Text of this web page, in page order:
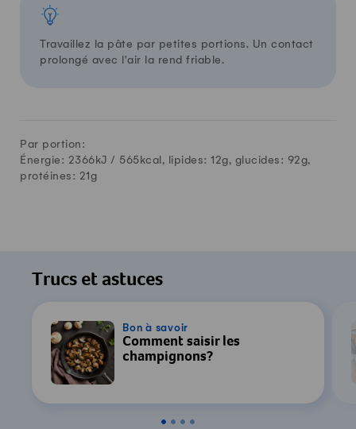
Travaillez la pâte par petites portions. Un contact
prolongé avec l'air la rend friable.
Par portion:
Énergie: 2366kJ / 565kcal, lipides: 12g, glucides: 92g,
protéines: 21g
Trucs et astuces
Bon à savoir
Comment saisir les
champignons?